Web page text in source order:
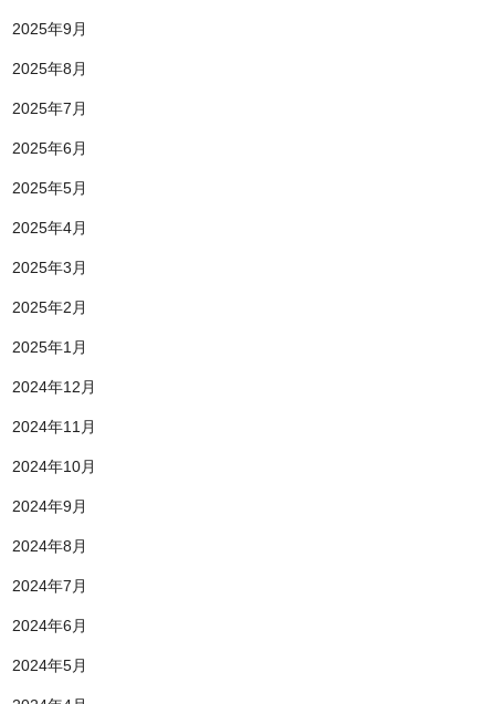
2025年9月
2025年8月
2025年7月
2025年6月
2025年5月
2025年4月
2025年3月
2025年2月
2025年1月
2024年12月
2024年11月
2024年10月
2024年9月
2024年8月
2024年7月
2024年6月
2024年5月